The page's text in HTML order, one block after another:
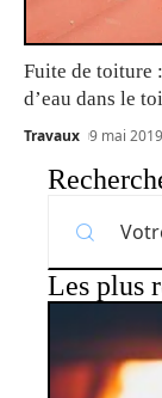
Fuite de toiture
d’eau dans le
Travaux 9 mai 2019
Les plus